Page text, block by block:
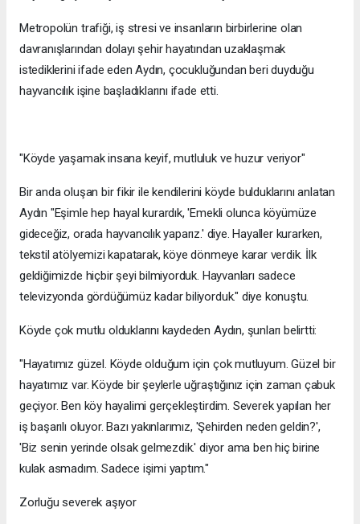
Metropolün trafiği, iş stresi ve insanların birbirlerine olan
davranışlarından dolayı şehir hayatından uzaklaşmak
istediklerini ifade eden Aydın, çocukluğundan beri duyduğu
hayvancılık işine başladıklarını ifade etti.
"Köyde yaşamak insana keyif, mutluluk ve huzur veriyor"
Bir anda oluşan bir fikir ile kendilerini köyde bulduklarını anlatan
Aydın "Eşimle hep hayal kurardık, 'Emekli olunca köyümüze
gideceğiz, orada hayvancılık yaparız.' diye. Hayaller kurarken,
tekstil atölyemizi kapatarak, köye dönmeye karar verdik. İlk
geldiğimizde hiçbir şeyi bilmiyorduk. Hayvanları sadece
televizyonda gördüğümüz kadar biliyorduk." diye konuştu.
Köyde çok mutlu olduklarını kaydeden Aydın, şunları belirtti:
"Hayatımız güzel. Köyde olduğum için çok mutluyum. Güzel bir
hayatımız var. Köyde bir şeylerle uğraştığınız için zaman çabuk
geçiyor. Ben köy hayalimi gerçekleştirdim. Severek yapılan her
iş başarılı oluyor. Bazı yakınlarımız, 'Şehirden neden geldin?',
'Biz senin yerinde olsak gelmezdik.' diyor ama ben hiç birine
kulak asmadım. Sadece işimi yaptım."
Zorluğu severek aşıyor